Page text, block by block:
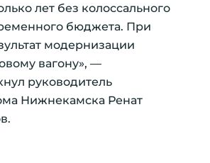
лет без колоссального
бюджета. При
модернизации
вагону», —
руководитель
Нижнекамска Ренат